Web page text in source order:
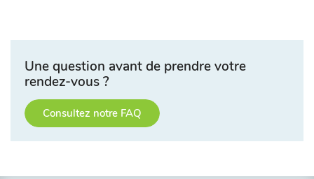
Une question avant de prendre votre
rendez-vous ?
Consultez notre FAQ